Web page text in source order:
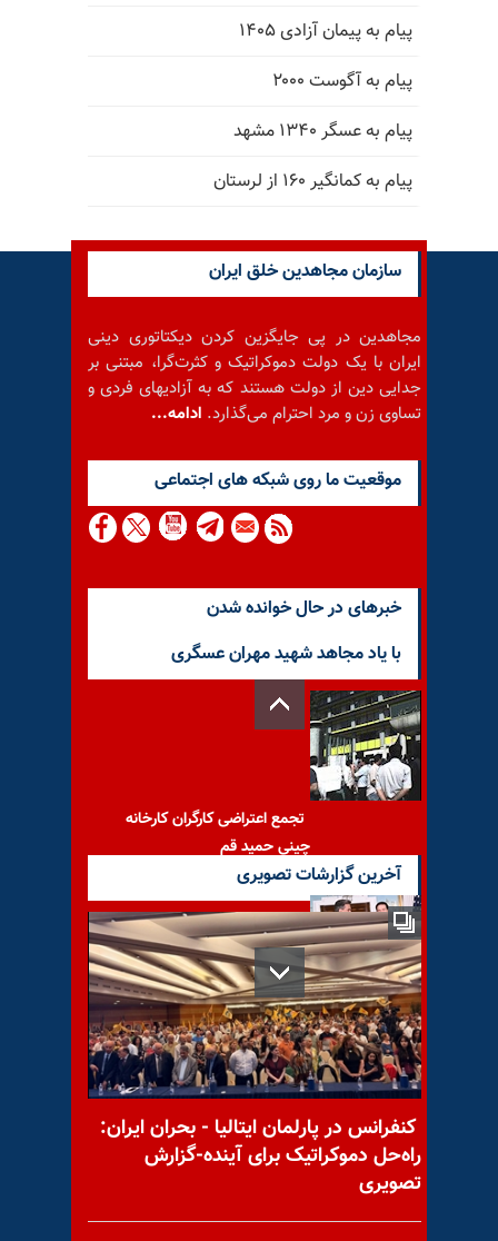
پیام به پیمان آزادی ۱۴۰۵
پیام به آگوست ۲۰۰۰
پیام به عسگر ۱۳۴۰ مشهد
پیام به کمانگیر ۱۶۰ از لرستان
سازمان مجاهدین خلق ایران
مجاهدین در پی جایگزین کردن دیکتاتوری دینی
ایران با یک دولت دموکراتیک و کثرت‌گرا، مبتنی بر
جدایی دین از دولت هستند که به آزادیهای فردی و
تساوی زن و مرد احترام می‌گذارد. ادامه...
موقعيت ما روى شبكه هاى اجتماعى
خبرهای در حال خوانده شدن
با یاد مجاهد شهید مهران عسگری
تجمع اعتراضی کارگران کارخانه
چینی حمید قم
واشنگتن و لندن بر امنیت تنگه
هرمز تأکید کردند؛ نزدیک شدن
تهران
با یاد مجاهد شهید فریبرز قلی
آخرین گزارشات تصویری
کنفرانس در پارلمان ایتالیا - بحران ایران:
راه‌حل دموکراتیک برای آینده-گزارش
تصویری